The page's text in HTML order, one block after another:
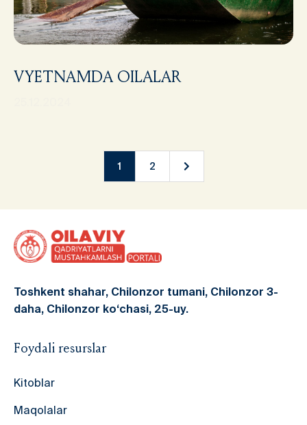
VYETNAMDA OILALAR
1 2
Toshkent shahar, Chilonzor tumani, Chilonzor 3-
daha, Chilonzor ko‘chasi, 25-uy.
Foydali resurslar
Kitoblar
Maqolalar